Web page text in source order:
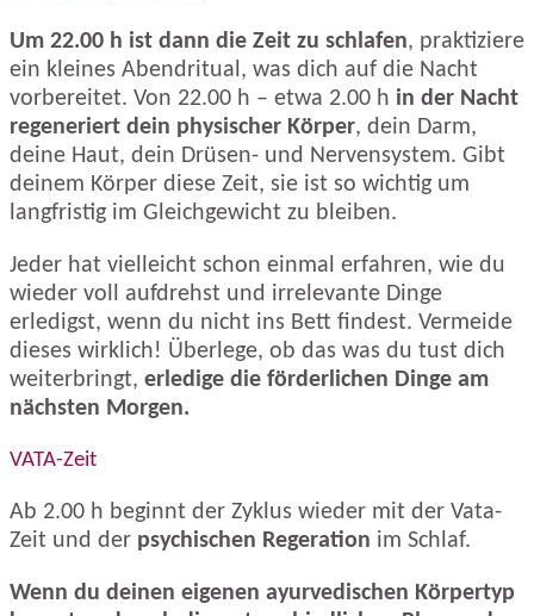
Um 22.00 h ist dann die Zeit zu schlafen, praktiziere
ein kleines Abendritual, was dich auf die Nacht
vorbereitet. Von 22.00 h – etwa 2.00 h in der Nacht
regeneriert dein physischer Körper, dein Darm,
deine Haut, dein Drüsen- und Nervensystem. Gibt
deinem Körper diese Zeit, sie ist so wichtig um
langfristig im Gleichgewicht zu bleiben.
Jeder hat vielleicht schon einmal erfahren, wie du
wieder voll aufdrehst und irrelevante Dinge
erledigst, wenn du nicht ins Bett findest. Vermeide
dieses wirklich! Überlege, ob das was du tust dich
weiterbringt, erledige die förderlichen Dinge am
nächsten Morgen.
VATA-Zeit
Ab 2.00 h beginnt der Zyklus wieder mit der Vata-
Zeit und der psychischen Regeration im Schlaf.
Wenn du deinen eigenen ayurvedischen Körpertyp